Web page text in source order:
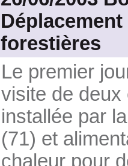
forestières
Le premier
visite de deux
installée par
(71) et
chaleur pour